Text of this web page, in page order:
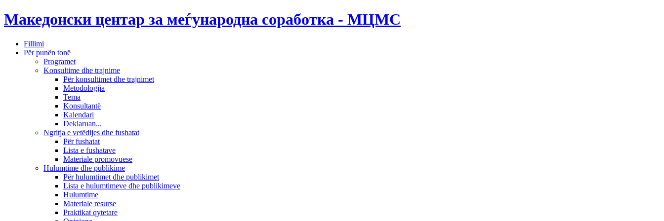
Македонски центар за меѓународна соработка - МЦМС
Fillimi
Për punën tonë
Programet
Konsultime dhe trajnime
Për konsultimet dhe trajnimet
Metodologjia
Tema
Konsultantë
Kalendari
Deklaruan...
Ngritja e vetëdijes dhe fushatat
Për fushatat
Lista e fushatave
Materiale promovuese
Hulumtime dhe publikime
Për hulumtimet dhe publikimet
Lista e hulumtimeve dhe publikimeve
Hulumtime
Materiale resurse
Praktikat qytetare